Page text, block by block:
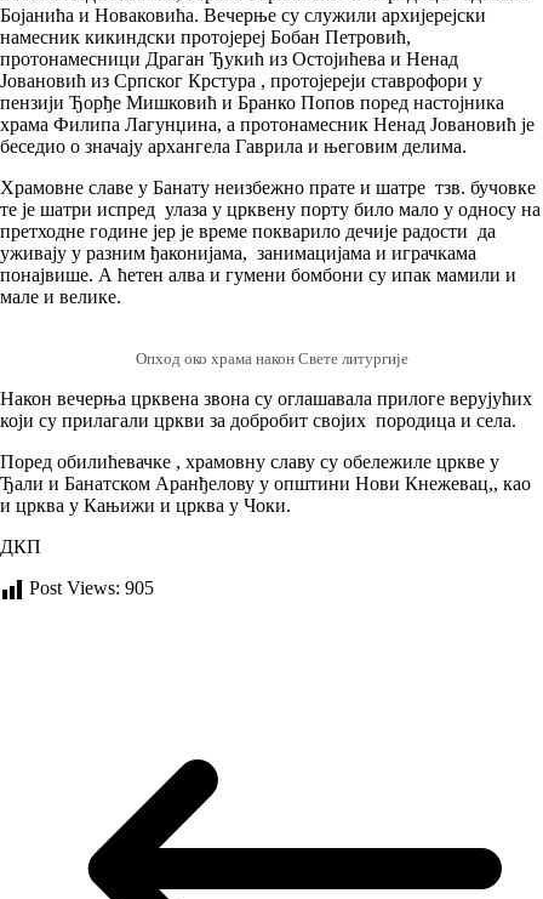
Бојанића и Новаковића. Вечерње су служили архијерејски
намесник кикиндски протојереј Бобан Петровић,
протонамесници Драган Ђукић из Остојићева и Ненад
Јовановић из Српског Крстура , протојереји ставрофори у
пензији Ђорђе Мишковић и Бранко Попов поред настојника
храма Филипа Лагунџина, а протонамесник Ненад Јовановић је
беседио о значају архангела Гаврила и његовим делима.
Храмовне славе у Банату неизбежно прате и шатре тзв. бучовке
те је шатри испред улаза у црквену порту било мало у односу на
претходне године јер је време покварило дечије радости да
уживају у разним ђаконијама, занимацијама и играчкама
понајвише. А ћетен алва и гумени бомбони су ипак мамили и
мале и велике.
Опход око храма након Свете литургије
Након вечерња црквена звона су оглашавала прилоге верујућих
који су прилагали цркви за добробит својих породица и села.
Поред обилићевачке , храмовну славу су обележиле цркве у
Ђали и Банатском Аранђелову у општини Нови Кнежевац,, као
и црква у Кањижи и црква у Чоки.
ДКП
Post Views: 905